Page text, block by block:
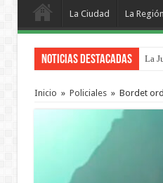
La Ciudad La Región
Noticias Destacadas La
Se
Inicio » Policiales » Bordet